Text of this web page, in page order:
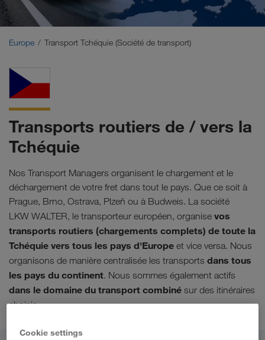
Moyen-Orient
Europe Transport Tchéquie (Société de transport)
Transports routiers de / vers la
Tchéquie
Nos Transport Managers organisent le chargement et le
déchargement de votre fret dans tout le pays. Que ce soit à
Prague, Brno, Ostrava, Plzeň ou à Budweis. La société
LKW WALTER, le transporteur européen, organise vos
transports routiers (chargements complets) de toute la
Tchéquie vers tous les pays d'Europe et vice versa. Nous
organisons de manière centralisée les transports dans tous
les pays du continent. Nous sommes également actifs
dans le domaine du transport combiné sur des itinéraires
choisis.
Cookie settings